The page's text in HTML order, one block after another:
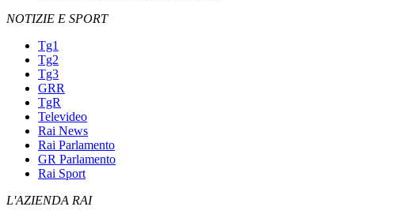
NOTIZIE E SPORT
Tg1
Tg2
Tg3
GRR
TgR
Televideo
Rai News
Rai Parlamento
GR Parlamento
Rai Sport
L'AZIENDA RAI